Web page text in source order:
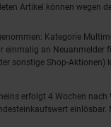
Artikel können wegen
Kategorie
an
sonstige Shop-Aktionen)
erfolgt 4 Wochen